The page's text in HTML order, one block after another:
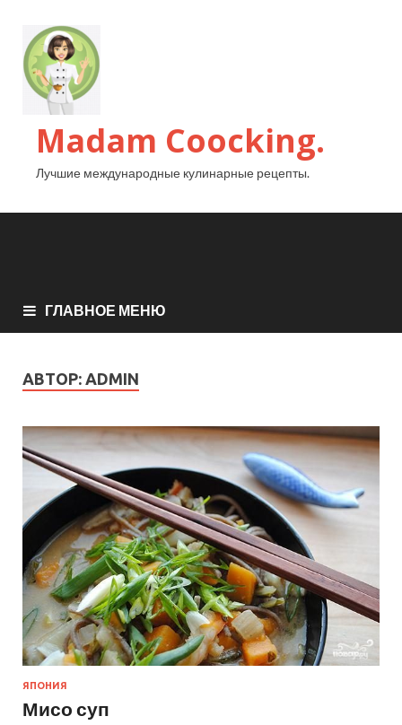
Madam Coocking.
Лучшие международные кулинарные рецепты.
ГЛАВНОЕ МЕНЮ
АВТОР: ADMIN
ЯПОНИЯ
Мисо суп